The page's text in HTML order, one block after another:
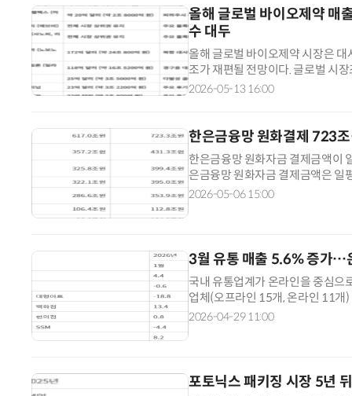
올해 글로벌 바이오제약 매
수 대두
올해 글로벌 바이오제약 시장은
조가 재편될 전망이다. 글로벌 시
일라이릴리의 티르제파티드 기반
2026-05-13 16:00
한은금융망 원화결제 723
한은금융망 원화자금 결제금액이
은금융망 원화자금 결제금액은
년 617조원에서 1년 만에 106조
2026-05-06 15:00
3월 유통 매출 5.6% 증가…
국내 유통업계가 온라인을 중심으
업체(오프라인 15개, 온라인 11개
프라인은 1.9%, 온라인은 8.1%
2026-04-29 11:00
포토닉스 패키징 시장 5년